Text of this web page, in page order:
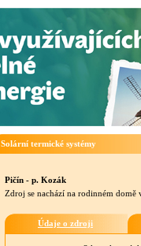
Solární termické systémy
Pičín - p. Kozák
Zdroj se nachází na rodinném
Údaje o zdroji